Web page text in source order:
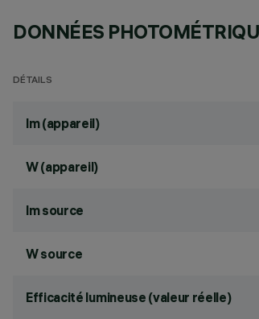
DONNÉES
DÉTAILS
lm (appareil)
W (appareil)
lm source
W source
Efficacité lumineuse (valeur réelle)